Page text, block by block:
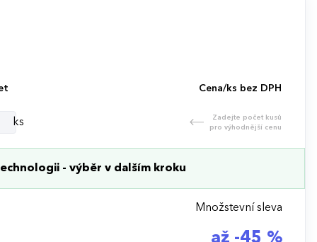
Cena/ks bez DPH
ks
Zadejte počet kusů
pro výhodnější cenu
- výběr v dalším kroku
Množstevní sleva
až -45 %